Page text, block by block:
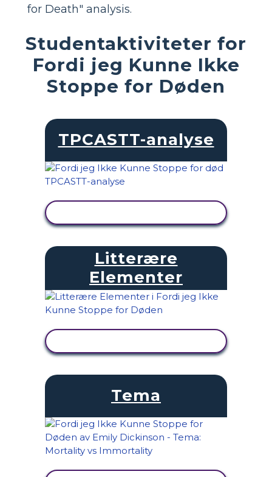
for Death" analysis.
Studentaktiviteter for
Fordi jeg Kunne Ikke
Stoppe for Døden
TPCASTT-analyse
Litterære
Elementer
Tema